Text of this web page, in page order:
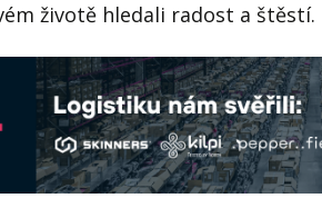
životě hledali radost a štěstí.